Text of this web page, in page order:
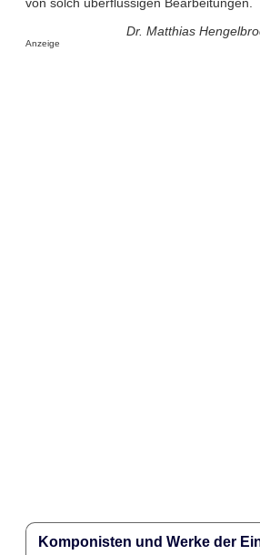
von solch überflüssigen Bearbeitungen.
Dr. Matthias
Anzeige
Komponisten und Werke der